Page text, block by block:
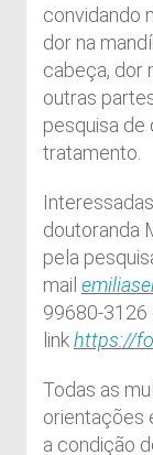
convidando
dor na
cabeça, dor
outras
pesquisa
tratamento.
doutoranda
pela
mail
99680-3126
linkhttps://
Todas as
orientações
a condição